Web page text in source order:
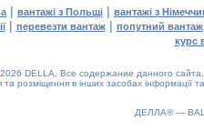
| вантажі з Польщі | вантажі з
| перевезти вантаж| попутний вантаж
курс
DELLA. Все содержание данного
та розміщення в інших засобах інформації
ДЕЛЛА® —